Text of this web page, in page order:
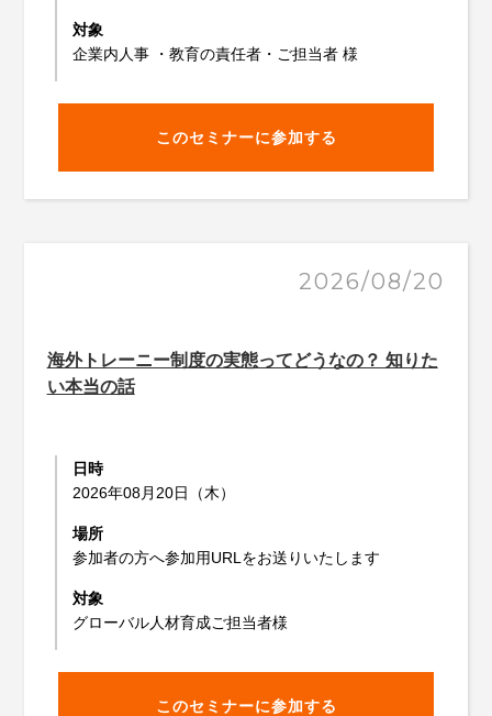
対象
企業内人事 ・教育の責任者・ご担当者 様
このセミナーに参加する
2026/08/20
海外トレーニー制度の実態ってどうなの？ 知りた
い本当の話
日時
2026年08月20日（木）
場所
参加者の方へ参加用URLをお送りいたします
対象
グローバル人材育成ご担当者様
このセミナーに参加する